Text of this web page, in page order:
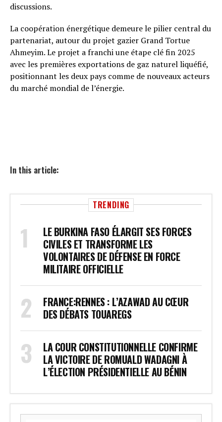
discussions.
La coopération énergétique demeure le pilier central du
partenariat, autour du projet gazier Grand Tortue
Ahmeyim. Le projet a franchi une étape clé fin 2025
avec les premières exportations de gaz naturel liquéfié,
positionnant les deux pays comme de nouveaux acteurs
du marché mondial de l’énergie.
In this article:
TRENDING
LE BURKINA FASO ÉLARGIT SES FORCES
CIVILES ET TRANSFORME LES
VOLONTAIRES DE DÉFENSE EN FORCE
MILITAIRE OFFICIELLE
FRANCE:RENNES : L’AZAWAD AU CŒUR
DES DÉBATS TOUAREGS
LA COUR CONSTITUTIONNELLE CONFIRME
LA VICTOIRE DE ROMUALD WADAGNI À
L’ÉLECTION PRÉSIDENTIELLE AU BÉNIN